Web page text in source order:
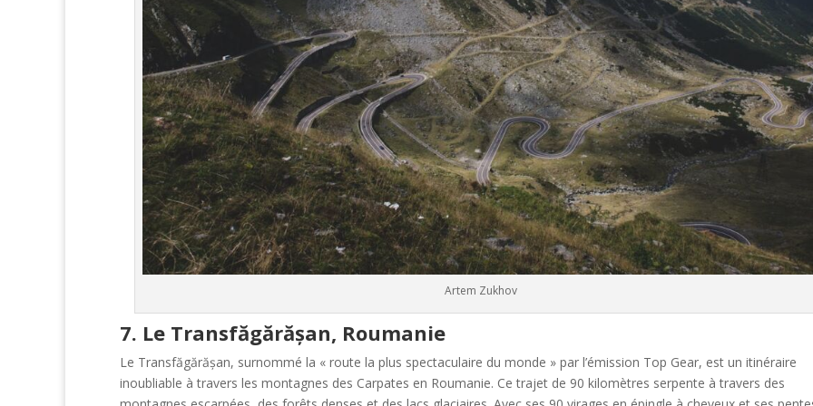
Artem Zukhov
7. Le Transfăgărășan, Roumanie
Le Transfăgărășan, surnommé la « route la plus spectaculaire du monde » par l’émission Top Gear, est un itinéraire
inoubliable à travers les montagnes des Carpates en Roumanie. Ce trajet de 90 kilomètres serpente à travers des